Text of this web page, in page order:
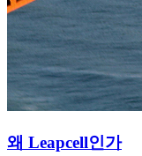
왜 Leapcell인가